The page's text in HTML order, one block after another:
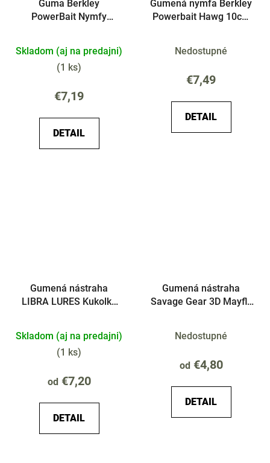
Guma Berkley
PowerBait Nymfy
Skladom (aj na predajni)
(1 ks)
€7,19
DETAIL
Gumená nymfa Berkley
Powerbait Hawg 10cm
Nedostupné
€7,49
DETAIL
Gumená nástraha
LIBRA LURES Kukolka
Skladom (aj na predajni)
(1 ks)
od€7,20
DETAIL
Gumená nástraha
Savage Gear 3D Mayfly
Nedostupné
od€4,80
DETAIL